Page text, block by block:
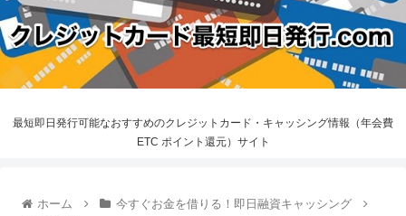
最短即日発行可能なおすすめのクレジットカード・キャッシング情報（年会費
ETC ポイント還元）サイト
ホーム
今すぐお金を借りる！即日融資キャッシング